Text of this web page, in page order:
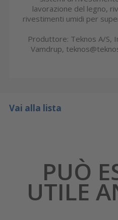
lavorazione del legno,
rivestimenti umidi per
Produttore: Teknos A/S,
Vamdrup,
Vai alla lista
PUÒ
UTILE